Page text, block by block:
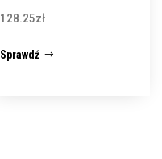
128.25zł
Sprawdź